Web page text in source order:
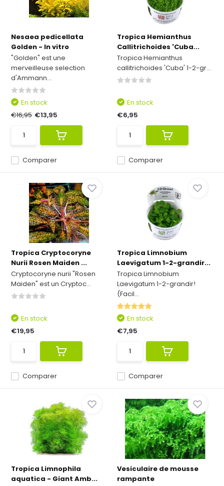
Nesaea pedicellata
Golden - In vitro
"Golden" est une
merveilleuse selection
d'Ammann...
Comparer
En stock
€16,95 €13,95
Tropica Hemianthus
Callitrichoides 'Cuba...
Tropica Hemianthus
callitrichoides 'Cuba' 1-2-gr...
Comparer
En stock
€6,95
Tropica Cryptocoryne
Nurii Rosen Maiden ...
Cryptocoryne nurii "Rosen
Maiden" est un Cryptoc...
Comparer
En stock
€19,95
Tropica Limnobium
Laevigatum 1-2-grandir...
Tropica Limnobium
Laevigatum 1-2-grandir!
(Facil...
Comparer
En stock
€7,95
Tropica Limnophila
aquatica - Giant Amb...
Vesiculaire de mousse
rampante